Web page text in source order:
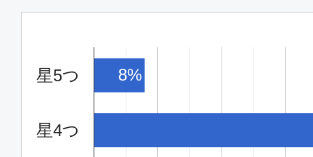
07:00
ANA096 09:20
星5つ
星4つ
8%